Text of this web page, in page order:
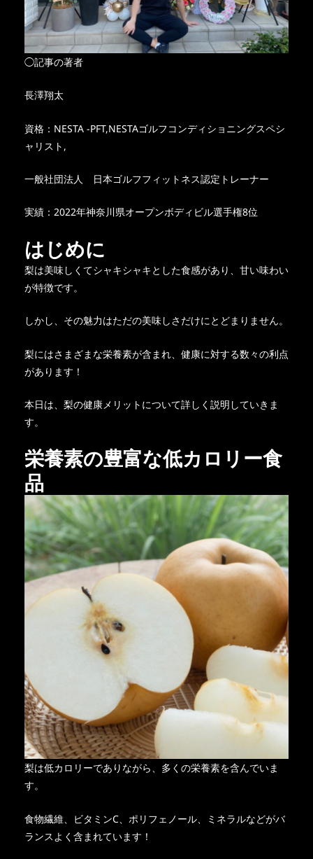
◯記事の著者
長澤翔太
資格：NESTA -PFT,NESTAゴルフコンディショニングスペシ
ャリスト,
一般社団法人 日本ゴルフフィットネス認定トレーナー
実績：2022年神奈川県オープンボディビル選手権8位
はじめに
梨は美味しくてシャキシャキとした食感があり、甘い味わい
が特徴です。
しかし、その魅力はただの美味しさだけにとどまりません。
梨にはさまざまな栄養素が含まれ、健康に対する数々の利点
があります！
本日は、梨の健康メリットについて詳しく説明していきま
す。
栄養素の豊富な低カロリー食
品
梨は低カロリーでありながら、多くの栄養素を含んでいま
す。
食物繊維、ビタミンC、ポリフェノール、ミネラルなどがバ
ランスよく含まれています！